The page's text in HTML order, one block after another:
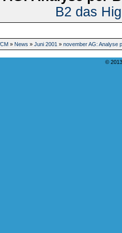
B2 das
» News » Juni 2001 » november AG: Analyse
©